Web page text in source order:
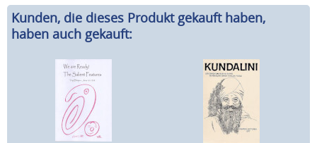
Kunden, die dieses Produkt gekauft haben,
haben auch gekauft: